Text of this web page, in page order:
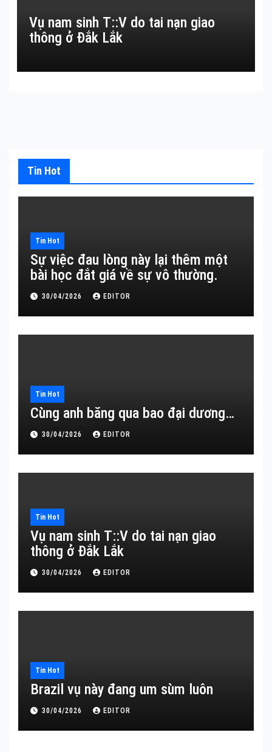
Vụ nam sinh T::V do tai nạn giao
thông ở Đắk Lắk
Tin Hot
Tin Hot
Sự việc đau lòng này lại thêm một
bài học đắt giá về sự vô thường.
30/04/2026 EDITOR
Tin Hot
Cùng anh băng qua bao đại dương…
30/04/2026 EDITOR
Tin Hot
Vụ nam sinh T::V do tai nạn giao
thông ở Đắk Lắk
30/04/2026 EDITOR
Tin Hot
Brazil vụ này đang um sùm luôn
30/04/2026 EDITOR